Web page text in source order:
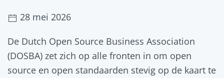
28 mei 2026
De Dutch Open Source Business Association
(DOSBA) zet zich op alle fronten in om open
source en open standaarden stevig op de kaart te